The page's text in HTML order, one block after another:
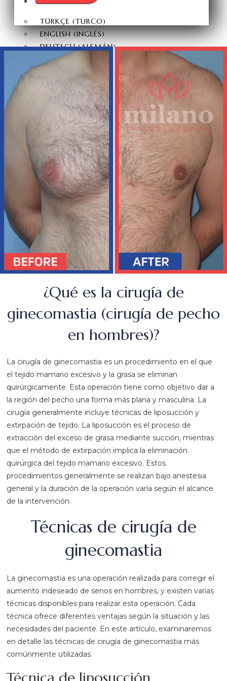
TÜRKÇE (TURCO)
ENGLISH(INGLÉS)
DEUTSCH(ALEMÁN)
ITALIANO
FRANCÉS
РУССКИЙ(RUSO
X
¿Qué es la cirugía de
ginecomastia (cirugía de pecho
en hombres)?
La cirugía de ginecomastia es un procedimiento en el que
el tejido mamario excesivo y la grasa se eliminan
quirúrgicamente. Esta operación tiene como objetivo dar a
la región del pecho una forma más plana y masculina. La
cirugía generalmente incluye técnicas de liposucción y
extirpación de tejido. La liposucción es el proceso de
extracción del exceso de grasa mediante succión, mientras
que el método de extirpación implica la eliminación
quirúrgica del tejido mamario excesivo. Estos
procedimientos generalmente se realizan bajo anestesia
general y la duración de la operación varía según el alcance
de la intervención.
Técnicas de cirugía de
ginecomastia
La ginecomastia es una operación realizada para corregir el
aumento indeseado de senos en hombres, y existen varias
técnicas disponibles para realizar esta operación. Cada
técnica ofrece diferentes ventajas según la situación y las
necesidades del paciente. En este artículo, examinaremos
en detalle las técnicas de cirugía de ginecomastia más
comúnmente utilizadas.